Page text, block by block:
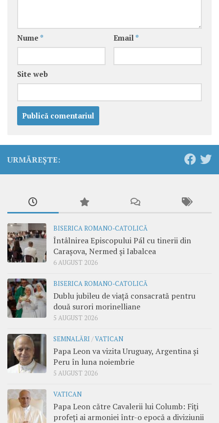
Nume * Email *
Site web
URMĂREȘTE:
BISERICA ROMANO-CATOLICĂ
Întâlnirea Episcopului Pál cu tinerii din
Carașova, Nermed și Iabalcea
6 AUGUST 2026
BISERICA ROMANO-CATOLICĂ
Dublu jubileu de viață consacrată pentru
două surori morinelliane
5 AUGUST 2026
SEMNALĂRI /VATICAN
Papa Leon va vizita Uruguay, Argentina și
Peru în luna noiembrie
5 AUGUST 2026
VATICAN
Papa Leon către Cavalerii lui Columb: Fiți
profeți ai armoniei într-o epocă a diviziunii